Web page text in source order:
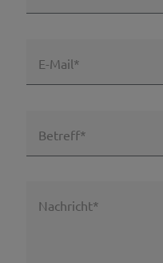
E-Mail*
Betreff*
Nachricht*